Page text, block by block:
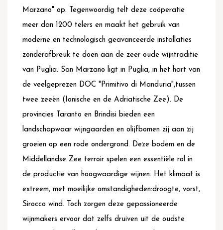
Marzano" op. Tegenwoordig telt deze coöperatie
meer dan 1200 telers en maakt het gebruik van
moderne en technologisch geavanceerde installaties
zonderafbreuk te doen aan de zeer oude wijntraditie
van Puglia. San Marzano ligt in Puglia, in het hart van
de veelgeprezen DOC "Primitivo di Manduria",tussen
twee zeeën (Ionische en de Adriatische Zee). De
provincies Taranto en Brindisi bieden een
landschapwaar wijngaarden en olijfbomen zij aan zij
groeien op een rode ondergrond. Deze bodem en de
Middellandse Zee terroir spelen een essentiële rol in
de productie van hoogwaardige wijnen. Het klimaat is
extreem, met moeilijke omstandigheden:droogte, vorst,
Sirocco wind. Toch zorgen deze gepassioneerde
wijnmakers ervoor dat zelfs druiven uit de oudste